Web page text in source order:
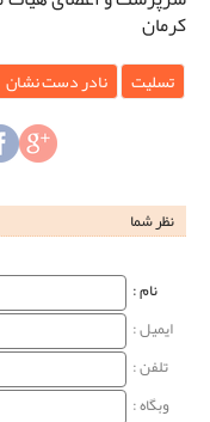
کرمان
تسلیت نادر دست نشان
نظر شما
نام‌ :
ایمیل :
تلفن :
وبگاه‌ :